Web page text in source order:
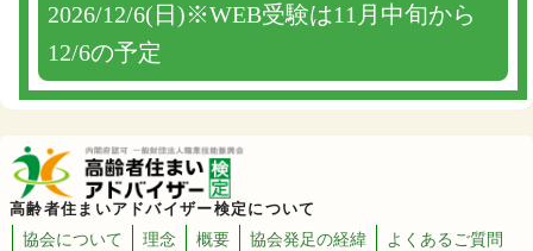
2026/12/6(日)※WEB受験は11月中旬から
12/6の予定
高齢者住まいアドバイザー検定について
協会について 理念 概要 協会発足の経緯 よくあるご質問